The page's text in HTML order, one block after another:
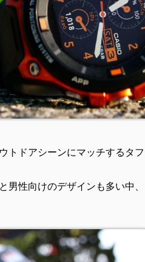
トドアシーンにマッチするタ
男性向けのデザインも多い中